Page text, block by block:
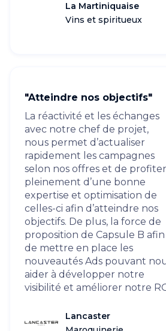
La Martiniquaise
Vins et spiritueux
"Atteindre nos objectifs"
La réactivité et les échanges
avec notre chef de projet,
nous permet d’actualiser
rapidement les campagnes
selon nos offres et de profiter
pleinement d’une bonne
expertise et optimisation de
celles-ci afin d’atteindre nos
objectifs. De plus, la force de
proposition de Capsule B afin
de mettre en place les
nouveautés Ads pouvant
aider à développer notre
visibilité et améliorer notre
Lancaster